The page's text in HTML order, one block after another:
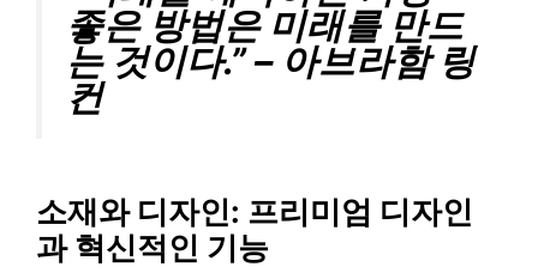
좋은 방법은 미래를 만드
는 것이다.” – 아브라함 링
컨
소재와 디자인: 프리미엄 디자인
과 혁신적인 기능